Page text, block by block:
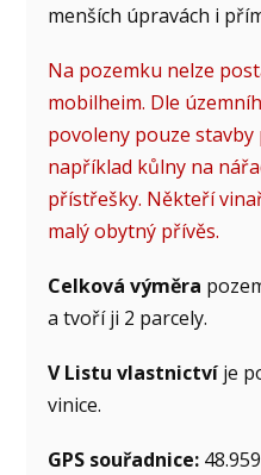
menších úpravách i
Na pozemku nelze
mobilheim. Dle
povoleny pouze
například kůlny na
přístřešky. Někteří
malý obytný přívěs.
Celková výměra
a tvoří ji 2 parcely.
V Listu vlastnictví je
vinice.
GPS souřadnice: